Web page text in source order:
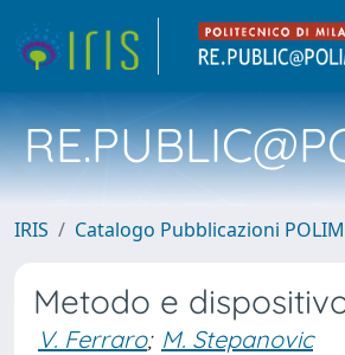
IRIS Catalogo Pubblicazioni
Metodo e
V. Ferraro; M. Stepanovic